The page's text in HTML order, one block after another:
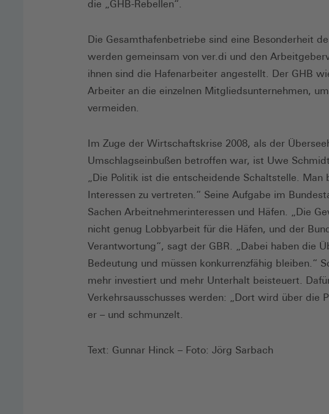
die „GHB-­Rebellen“.
Die Gesamthafenbetriebe sind eine Besonderheit
werden gemeinsam von ver.di und den
ihnen sind die Hafenarbeiter angestellt. Der GHB
Arbeiter an die einzelnen Mitgliedsun­ternehmen,
vermeiden.
Im Zuge der Wirtschaftskrise 2008, als der
Umschlagseinbußen betroffen war, ist Uwe
„Die Politik ist die entscheidende Schaltstelle. Man
Interessen zu vertreten.“ Seine Aufgabe im
Sachen Arbeitnehmerinteressen und Häfen. „Die
nicht genug Lobbyarbeit für die Häfen, und der
Verantwortung“, sagt der GBR. „Dabei haben die
Bedeutung und müs­sen konkurrenzfähig bleiben.“
mehr in­vestiert und mehr Unterhalt beisteuert.
Verkehrsausschusses werden: „Dort wird über die
er – und schmunzelt.
Text: Gunnar Hinck – Foto: Jörg Sarbach